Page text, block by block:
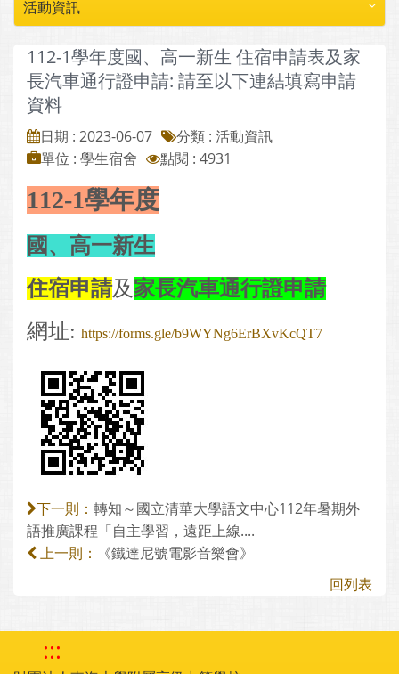
活動資訊
112-1學年度國、高一新生 住宿申請表及家
長汽車通行證申請: 請至以下連結填寫申請
資料
日期 : 2023-06-07
分類 : 活動資訊
單位 : 學生宿舍
點閱 : 4931
112-1學年度
國、高一新生
住宿申請及家長汽車通行證申請
網址: https://forms.gle/b9WYNg6ErBXvKcQT7
下一則： 轉知～國立清華大學語文中心112年暑期外
語推廣課程「自主學習，遠距上線....
上一則：
《鐵達尼號電影音樂會》
回列表
:::